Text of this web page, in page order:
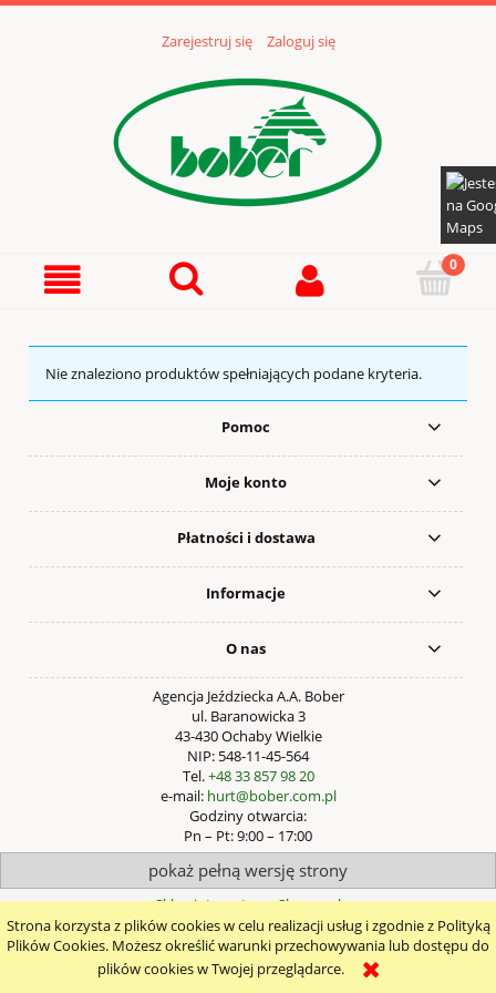
Strona korzysta z plików cookies w celu realizacji usług i zgodnie z Polityką
Plików Cookies. Możesz określić warunki przechowywania lub dostępu do
plików cookies w Twojej przeglądarce.
Zarejestruj się Zaloguj się
Nie znaleziono produktów spełniających podane kryteria.
Pomoc
Moje konto
Płatności i dostawa
Informacje
O nas
Agencja Jeździecka A.A. Bober
ul. Baranowicka 3
43-430 Ochaby Wielkie
NIP: 548-11-45-564
Tel.+48 33 857 98 20
e-mail: hurt@bober.com.pl
Godziny otwarcia:
Pn – Pt: 9:00 – 17:00
pokaż pełną wersję strony
Sklep internetowy Shoper.pl